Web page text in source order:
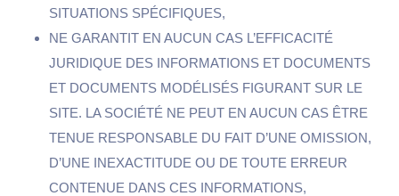
SITUATIONS SPÉCIFIQUES,
NE GARANTIT EN AUCUN CAS L’EFFICACITÉ
JURIDIQUE DES INFORMATIONS ET DOCUMENTS
ET DOCUMENTS MODÉLISÉS FIGURANT SUR LE
SITE. LA SOCIÉTÉ NE PEUT EN AUCUN CAS ÊTRE
TENUE RESPONSABLE DU FAIT D’UNE OMISSION,
D’UNE INEXACTITUDE OU DE TOUTE ERREUR
CONTENUE DANS CES INFORMATIONS,